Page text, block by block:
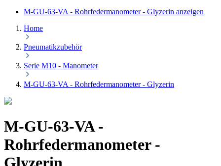
M-GU-63-VA - Rohrfedermanometer - Glyzerin anzeigen
Home
Pneumatikzubehör
Serie M10 - Manometer
M-GU-63-VA - Rohrfedermanometer - Glyzerin
M-GU-63-VA -
Rohrfedermanometer -
Glyzerin